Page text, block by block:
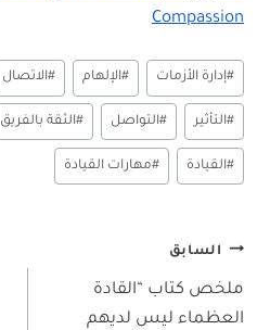
Compassion
وسوم
المقال:
#إدارة الأزمات #الإلهام #الاتصال
#التأثير #التواصل #الثقة بالفريق
#القيادة #مهارات القيادة
تصفّح
المقالات
السابق
ملخص كتاب “القادة
العظماء ليس لديهم